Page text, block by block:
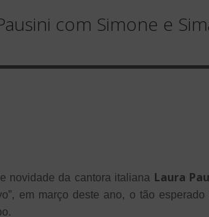
com Simone e
novidade da cantora italiana Laura
em março deste ano, o tão